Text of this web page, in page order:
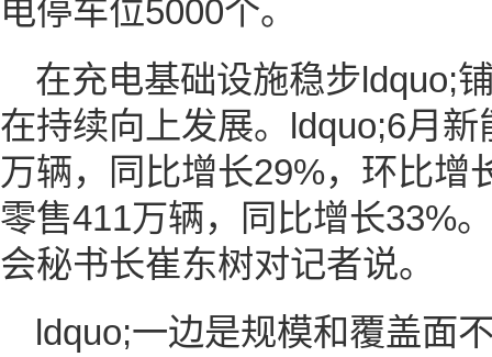
电停车位5000个。
在充电基础设施稳步ldquo;
在持续向上发展。ldquo;6月
万辆，同比增长29%，环比增
零售411万辆，同比增长33%
会秘书长崔东树对记者说。
ldquo;一边是规模和覆盖面